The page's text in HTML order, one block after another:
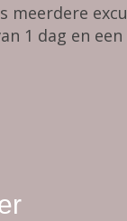
meerdere
1 dag en